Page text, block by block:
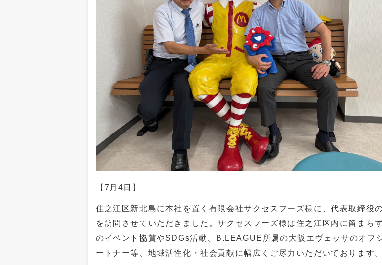
【7月4日】
住之江区新北島に本社を置く有限会社サクセスフーズ様に、代表取締役
を訪問させていただきました。サクセスフーズ様は住之江区内に留まら
のイベント協賛やSDGs活動、B.LEAGUE所属の大阪エヴェッサのオフ
ートナー等、地域活性化・社会貢献に幅広くご尽力いただいております。